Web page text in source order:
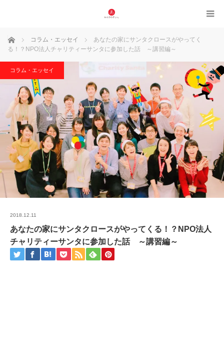
ホーム コラム・エッセイ
あなたの家にサンタクロースがやってく
る！？NPO法人チャリティーサンタに参加した話 ～講習編～
コラム・エッセイ
2018.12.11
あなたの家にサンタクロースがやってくる！？NPO法人
チャリティーサンタに参加した話 ～講習編～